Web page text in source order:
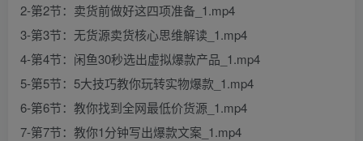
2-第2节：卖货前做好这四项准备_1.mp4
3-第3节：无货源卖货核心思维解读_1.mp4
4-第4节：闲鱼30秒选出虚拟爆款产品_1.mp4
5-第5节：5大技巧教你玩转实物爆款_1.mp4
6-第6节：教你找到全网最低价货源_1.mp4
7-第7节：教你1分钟写出爆款文案_1.mp4